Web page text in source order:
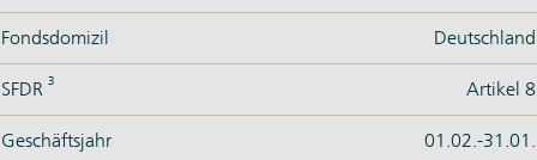
Fondsdomizil Deutschland
SFDR 3 Artikel 8
Geschäftsjahr 01.02.-31.01.